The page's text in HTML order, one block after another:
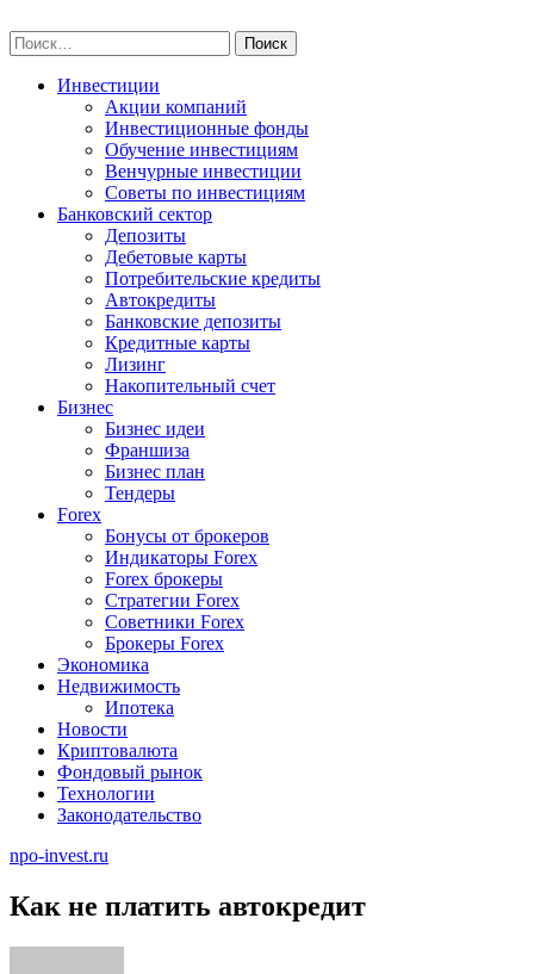
to
content
Найти:
Инвестиции
Акции компаний
Инвестиционные фонды
Обучение инвестициям
Венчурные инвестиции
Советы по инвестициям
Банковский сектор
Депозиты
Дебетовые карты
Потребительские кредиты
Автокредиты
Банковские депозиты
Кредитные карты
Лизинг
Накопительный счет
Бизнес
Бизнес идеи
Франшиза
Бизнес план
Тендеры
Forex
Бонусы от брокеров
Индикаторы Forex
Forex брокеры
Стратегии Forex
Советники Forex
Брокеры Forex
Экономика
Недвижимость
Ипотека
Новости
Криптовалюта
Фондовый рынок
Технологии
Законодательство
npo-invest.ru
Как не платить автокредит